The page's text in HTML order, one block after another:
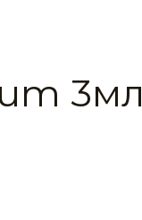
3мл